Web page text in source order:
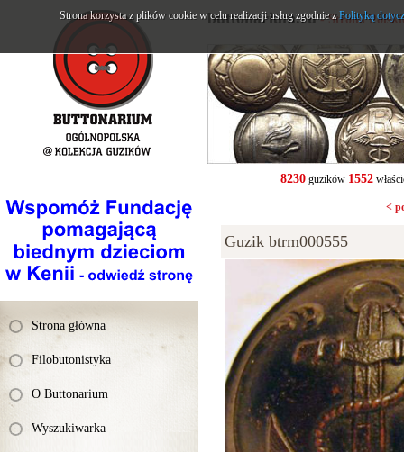
Strona główna
Filobutonistyka
O Buttonarium
Wyszukiwarka
buttonarium.eu- Strona
8230guzików 1552
<
Guzik btrm000555
Strona korzysta z plików cookie w celu realizacji usług zgodnie zPolityką